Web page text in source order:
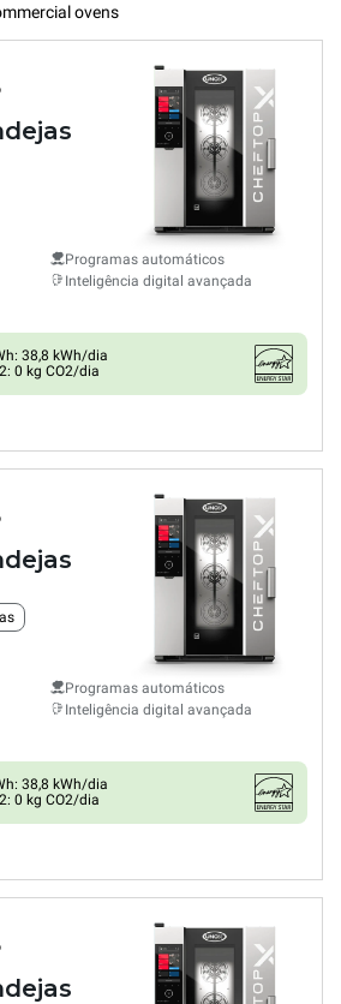
ovens
Programas automáticos
Inteligência digital avançada
38,8 kWh/dia
0 kg CO2/dia
Programas automáticos
Inteligência digital avançada
38,8 kWh/dia
0 kg CO2/dia